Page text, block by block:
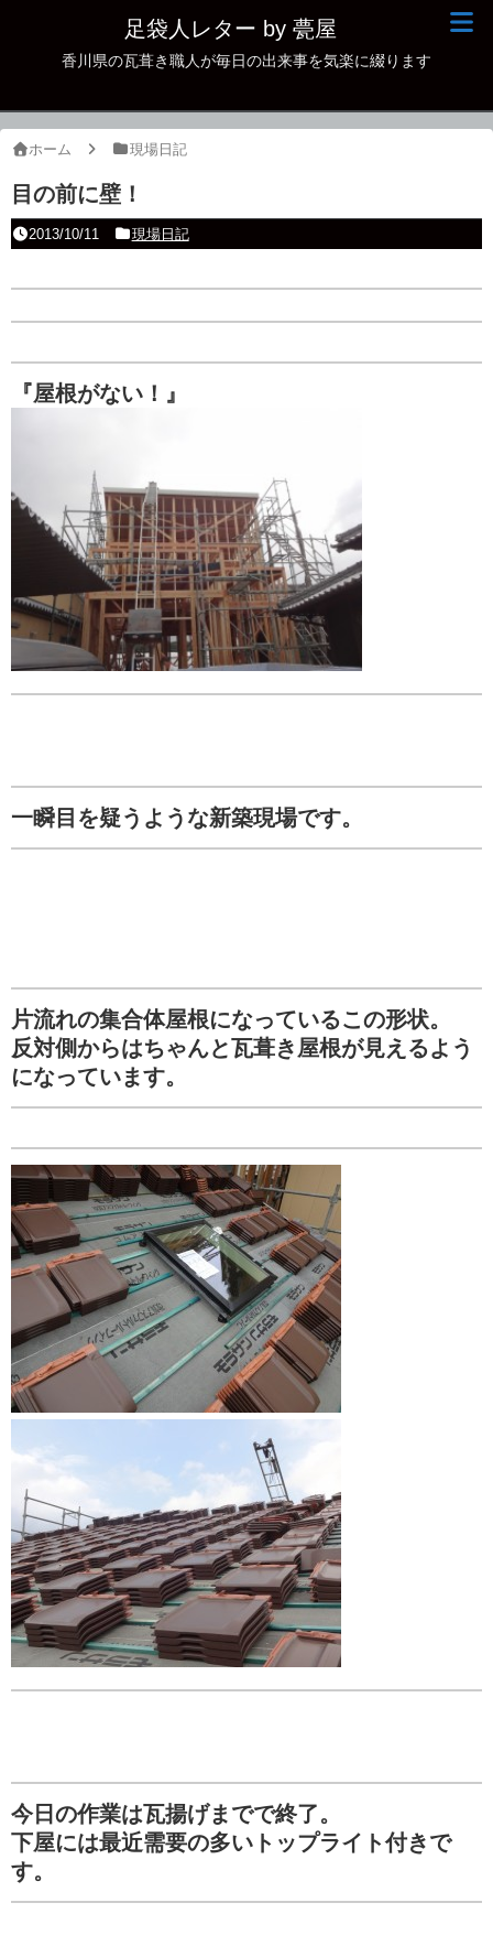
足袋人レター by 甍屋
香川県の瓦葺き職人が毎日の出来事を気楽に綴ります
ホーム 現場日記
目の前に壁！
2013/10/11 現場日記
『屋根がない！』
一瞬目を疑うような新築現場です。
片流れの集合体屋根になっているこの形状。
反対側からはちゃんと瓦葺き屋根が見えるよう
になっています。
今日の作業は瓦揚げまでで終了。
下屋には最近需要の多いトップライト付きで
す。
現場日記
古瓦
その他